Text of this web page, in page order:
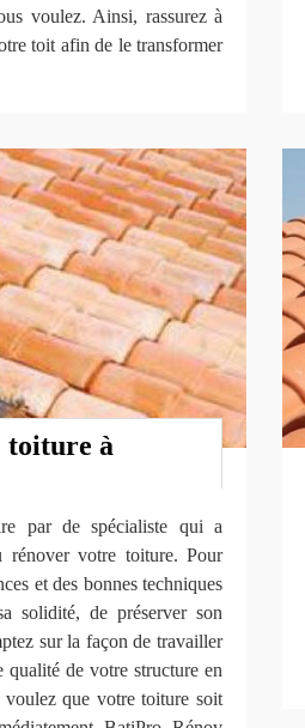
voulez. Ainsi, rassurez à
toit afin de le transformer
toiture à
par de spécialiste qui a
rénover votre toiture. Pour
et des bonnes techniques
solidité, de préserver son
sur la façon de travailler
de votre structure en
que votre toiture soit